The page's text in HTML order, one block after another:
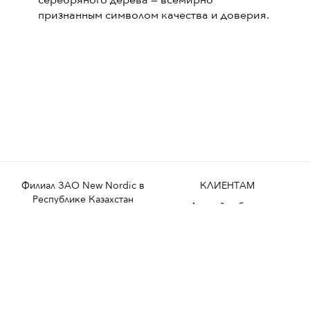
признанным символом качества и доверия.
Филиал ЗАО New Nordic в
Республике Казахстан
КЛИЕНТАМ
Личный кабинет